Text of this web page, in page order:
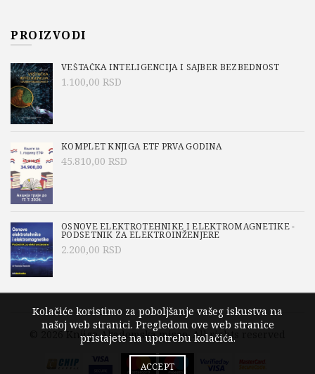
PROIZVODI
VEŠTAČKA INTELIGENCIJA I SAJBER BEZBEDNOST
1.100,00 RSD
KOMPLET KNJIGA ETF PRVA GODINA
45.810,00 RSD
OSNOVE ELEKTROTEHNIKE I ELEKTROMAGNETIKE -
PODSETNIK ZA ELEKTROINŽENJERE
2.200,00 RSD
© 2026 Knjige Akademska misao. All rights reserved
Kolačiće koristimo za poboljšanje vašeg iskustva na
našoj web stranici. Pregledom ove web stranice
pristajete na upotrebu kolačića.
ACCEPT